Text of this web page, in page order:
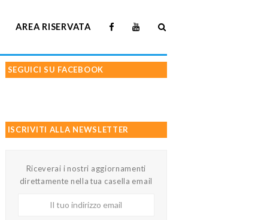
AREA RISERVATA
SEGUICI SU FACEBOOK
ISCRIVITI ALLA NEWSLETTER
Riceverai i nostri aggiornamenti
direttamente nella tua casella email